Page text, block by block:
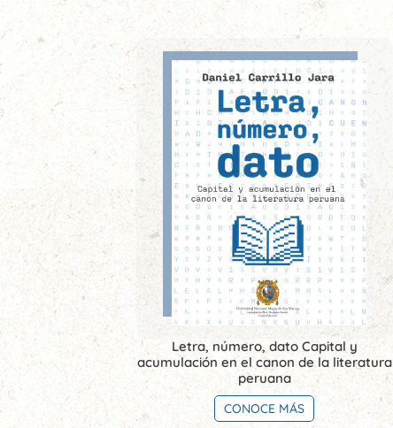
Letra, número, dato Capital y
acumulación en el canon de la literatura
peruana
CONOCE MÁS